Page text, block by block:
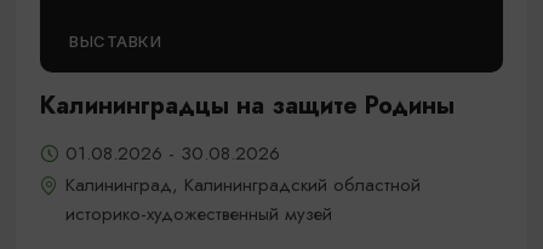
ВЫСТАВКИ
Калининградцы на защите Родины
01.08.2026 - 30.08.2026
Калининград, Калининградский областной
историко-художественный музей